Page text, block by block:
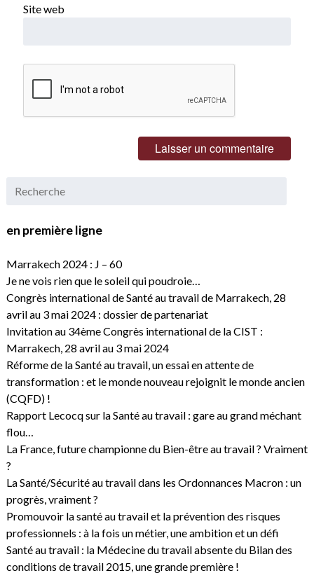
Site web
en première ligne
Marrakech 2024 : J – 60
Je ne vois rien que le soleil qui poudroie…
Congrès international de Santé au travail de Marrakech, 28
avril au 3 mai 2024 : dossier de partenariat
Invitation au 34ème Congrès international de la CIST :
Marrakech, 28 avril au 3 mai 2024
Réforme de la Santé au travail, un essai en attente de
transformation : et le monde nouveau rejoignit le monde ancien
(CQFD) !
Rapport Lecocq sur la Santé au travail : gare au grand méchant
flou…
La France, future championne du Bien-être au travail ? Vraiment
?
La Santé/Sécurité au travail dans les Ordonnances Macron : un
progrès, vraiment ?
Promouvoir la santé au travail et la prévention des risques
professionnels : à la fois un métier, une ambition et un défi
Santé au travail : la Médecine du travail absente du Bilan des
conditions de travail 2015, une grande première !